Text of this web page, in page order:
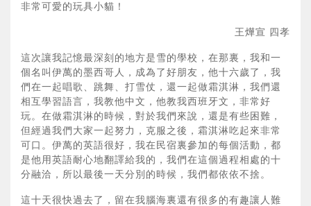
非常可愛的玩具小貓！
王燁宣 四孝
這次讓我記憶最深刻的地方是雪的學校，在那裏，我和一
個名叫伊萬的墨西哥人，成為了好朋友，他十六歲了，我
們在一起唱歌、跳舞、打雪仗，還一起做霜淇淋，我們還
相互學習語言，我教他中文，他教我西班牙文，非常好
玩。在做霜淇淋的時候，對於我們來說，還是有些困難，
但經過我們大家一起努力，克服之後，霜淇淋吃起來非常
可口。伊萬的英語很好，我在民宿裏參加的每個活動，都
是他用英語耐心地翻譯給我的，我們在這個過程相處的十
分融洽，所以最後一天分別的時候，我們都依依不捨。
這十天很快過去了，留在我腦海裏還有很多的有趣讓人難